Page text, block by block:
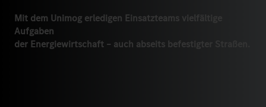
Mit dem Unimog erledigen Einsatzteams vielfältige
Aufgaben
der Energiewirtschaft – auch abseits befestigter Straßen.